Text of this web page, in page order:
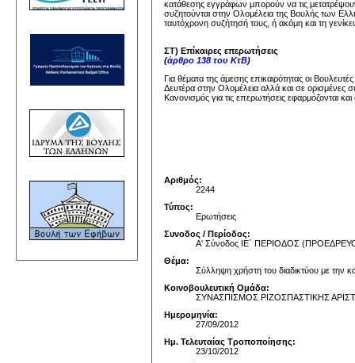
κατάθεσης εγγράφων μπορούν να τις
συζητούνται στην Ολομέλεια της Βουλής των
ταυτόχρονη συζήτησή τους, ή ακόμη και τη
ΣΤ) Επίκαιρες επερωτήσεις
(άρθρο 138 του ΚτΒ)
Για θέματα της άμεσης επικαιρότητας οι
Δευτέρα στην Ολομέλεια αλλά και σε ορισμένες
Κανονισμός για τις επερωτήσεις εφαρμόζονται
Αριθμός:
2244
Τύπος:
Ερωτήσεις
Συνοδος / Περίοδος:
Α' Σύνοδος ΙΕ΄ ΠΕΡΙΟΔΟΣ
Θέμα:
Σύλληψη χρήστη του διαδικτύου με την
Κοινοβουλευτική Ομάδα:
ΣΥΝΑΣΠΙΣΜΟΣ ΡΙΖΟΣΠΑΣΤΙΚΗΣ
Ημερομηνία:
27/09/2012
Ημ. Τελευταίας Τροποποίησης:
23/10/2012